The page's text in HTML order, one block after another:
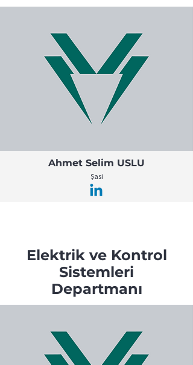
Ahmet Selim USLU
Şasi
Elektrik ve Kontrol
Sistemleri
Departmanı